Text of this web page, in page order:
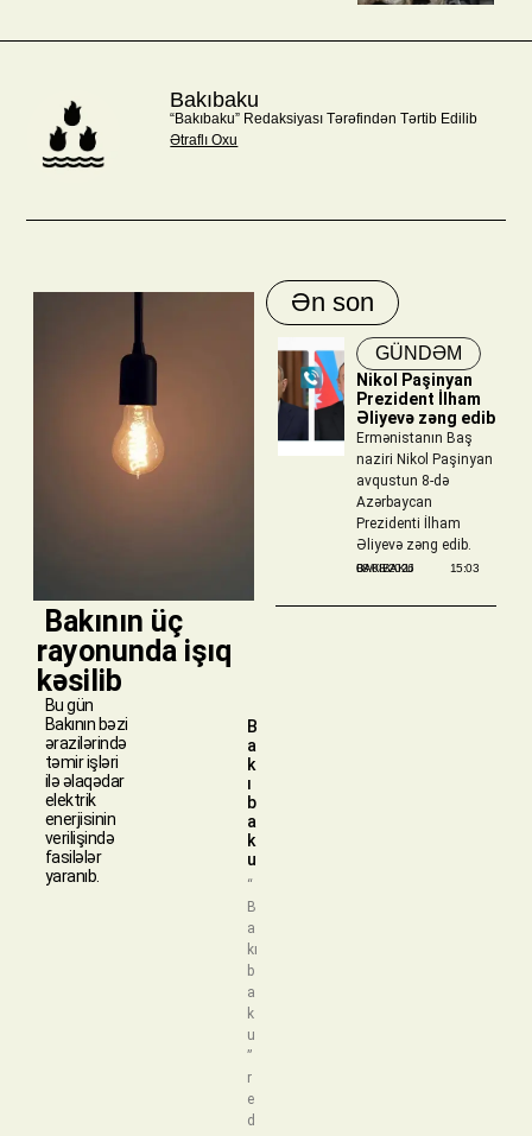
Bakıbaku
“Bakıbaku” Redaksiyası Tərəfindən Tərtib Edilib
Ətraflı Oxu
​ Bakının üç
rayonunda işıq
kəsilib
Bu gün
Bakının bəzi
ərazilərində
təmir işləri
ilə əlaqədar
elektrik
enerjisinin
verilişində
fasilələr
yaranıb.
B
a
k
ı
b
a
k
u
“
B
a
kı
b
a
k
u
”
r
e
d
Ən son
GÜNDƏM
Nikol Paşinyan
Prezident İlham
Əliyevə zəng edib
Ermənistanın Baş
naziri Nikol Paşinyan
avqustun 8-də
Azərbaycan
Prezidenti İlham
Əliyevə zəng edib.
BAKIBAKU
08/08/2026 15:03